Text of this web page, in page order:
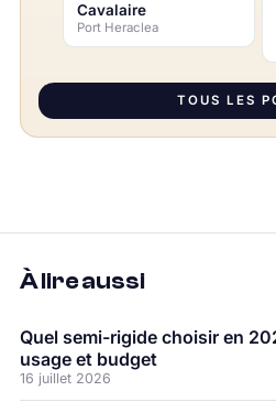
Cavalaire
Port Heraclea
TOUS LES
À lire aussi
Quel semi-rigide choisir en
usage et budget
16 juillet 2026